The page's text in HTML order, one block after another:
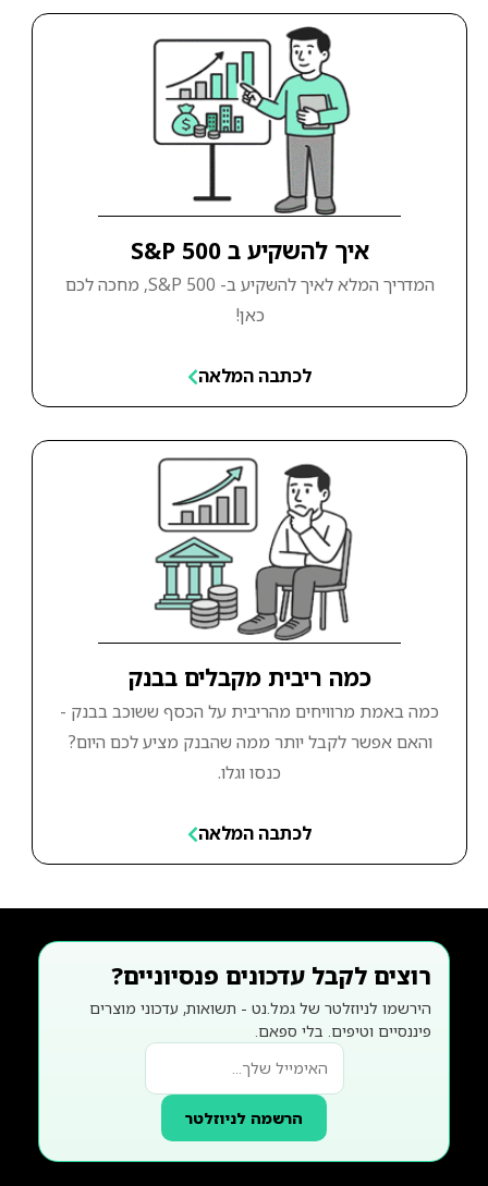
איך להשקיע ב S&P 500
המדריך המלא לאיך להשקיע ב- S&P 500, מחכה לכם
כאן!
לכתבה המלאה
כמה ריבית מקבלים בבנק
כמה באמת מרוויחים מהריבית על הכסף ששוכב בבנק -
והאם אפשר לקבל יותר ממה שהבנק מציע לכם היום?
כנסו וגלו.
לכתבה המלאה
רוצים לקבל עדכונים פנסיוניים?
הירשמו לניוזלטר של גמל.נט - תשואות, עדכוני מוצרים
פיננסיים וטיפים. בלי ספאם.
הרשמה לניוזלטר